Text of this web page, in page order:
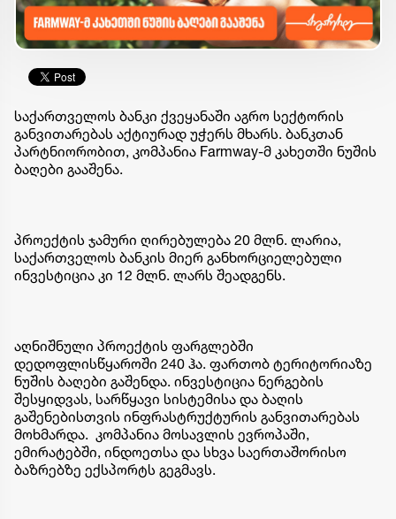
საქართველოს ბანკი ქვეყანაში აგრო სექტორის
განვითარებას აქტიურად უჭერს მხარს. ბანკთან
პარტნიორობით, კომპანია Farmway-მ კახეთში ნუშის
ბაღები გააშენა.
პროექტის ჯამური ღირებულება 20 მლნ. ლარია,
საქართველოს ბანკის მიერ განხორციელებული
ინვესტიცია კი 12 მლნ. ლარს შეადგენს.
აღნიშნული პროექტის ფარგლებში
დედოფლისწყაროში 240 ჰა. ფართობ ტერიტორიაზე
ნუშის ბაღები გაშენდა. ინვესტიცია ნერგების
შესყიდვას, სარწყავი სისტემისა და ბაღის
გაშენებისთვის ინფრასტრუქტურის განვითარებას
მოხმარდა. კომპანია მოსავლის ევროპაში,
ემირატებში, ინდოეთსა და სხვა საერთაშორისო
ბაზრებზე ექსპორტს გეგმავს.